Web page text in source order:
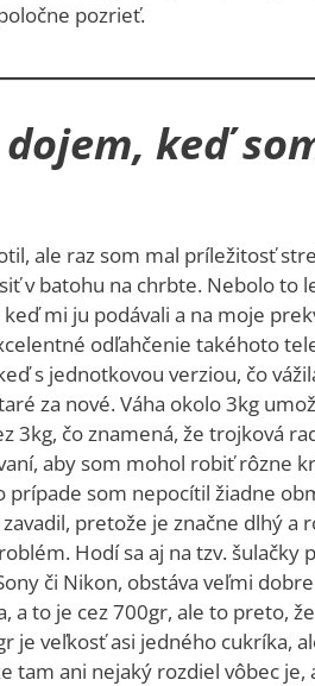
pozrieť.
keď
ale raz som mal príležitosť
v batohu na chrbte. Nebolo
mi ju podávali a na moje
odľahčenie takéhoto
s jednotkovou verziou, čo
za nové. Váha okolo 3kg
3kg, čo znamená, že trojková
aby som mohol robiť rôzne
prípade som nepocítil žiadne
pretože je značne dlhý a
Hodí sa aj na tzv.
či Nikon, obstáva veľmi
a to je cez 700gr, ale to preto,
je veľkosť asi jedného cukríka,
tam ani nejaký rozdiel vôbec